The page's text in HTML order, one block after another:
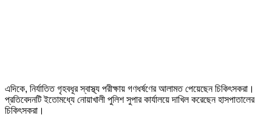
এদিকে, নির্যাতিত গৃহবধূর স্বাস্থ্য পরীক্ষায় গণধর্ষণের আলামত পেয়েছেন চিকিৎসকরা।
প্রতিবেদনটি ইতোমধ্যে নোয়াখালী পুলিশ সুপার কার্যালয়ে দাখিল করেছেন হাসপাতালের
চিকিৎসকরা।